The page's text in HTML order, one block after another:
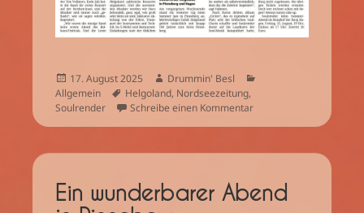
Veröffentlicht
am
17. August 2025 Autor
Drummin' Besl
Allgemein
Schlagwörter
Helgoland, Nordseezeitung,
Soulrender
Schreibe einen Kommentarzu Artikel in der
Ein wunderbarer Abend